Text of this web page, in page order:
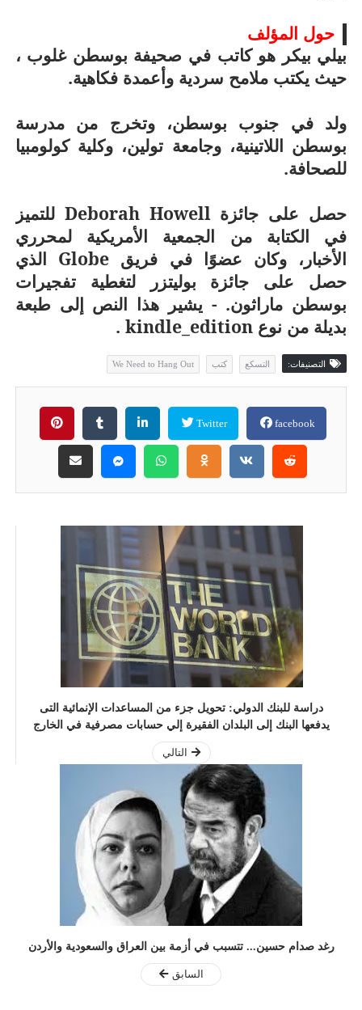
حول المؤلف
بيلي بيكر هو كاتب في صحيفة بوسطن غلوب ،
حيث يكتب ملامح سردية وأعمدة فكاهية.
ولد في جنوب بوسطن، وتخرج من مدرسة
بوسطن اللاتينية، وجامعة تولين، وكلية كولومبيا
للصحافة.
حصل على جائزةDeborah Howell للتميز
في الكتابة من الجمعية الأمريكية لمحرري
الأخبار، وكان عضوًا في فريق Globe الذي
حصل على جائزة بوليتزر لتغطية تفجيرات
بوسطن ماراثون. - يشير هذا النص إلى طبعة
بديلة من نوع kindle_edition
.
التصنيفات: التسكع كتب We Need to Hang Out
facebook
Twitter
دراسة للبنك الدولي: تحويل جزء من المساعدات الإنمائية التى
يدفعها البنك إلى البلدان الفقيرة إلي حسابات مصرفية في الخارج
التالي
رغد صدام حسين... تتسبب في أزمة بين العراق والسعودية والأردن
السابق